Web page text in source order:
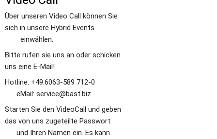
Über unseren Video Call können Sie
sich in unsere Hybrid Events
einwählen.
Bitte rufen sie uns an oder schicken
uns eine E-Mail!
Hotline: +49.6063-589 712-0
eMail: service@bast.biz
Starten Sie den VideoCall und geben
das von uns zugeteilte Passwort
und Ihren Namen ein. Es kann